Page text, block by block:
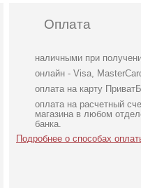
Оплата
наличными при
онлайн - Visa,
оплата на карту
оплата на расчетный
магазина в любом
банка.
Подробнее о способах